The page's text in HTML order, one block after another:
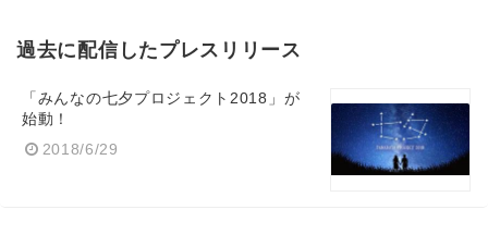
過去に配信したプレスリリース
「みんなの七夕プロジェクト2018」が
始動！
2018/6/29